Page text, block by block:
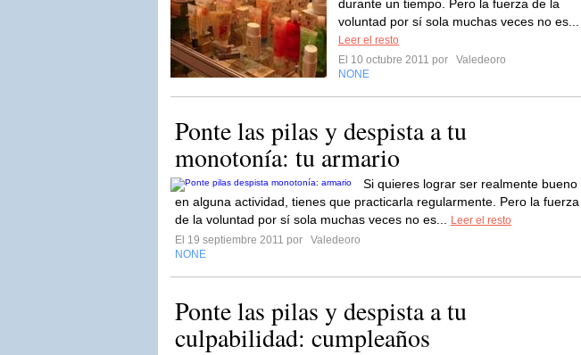
durante un tiempo. Pero la fuerza de la
voluntad por sí sola muchas veces no es...
Leer el resto
El 10 octubre 2011 por
Valedeoro
NONE
Ponte las pilas y despista a tu
monotonía: tu armario
Si quieres lograr ser realmente bueno
en alguna actividad, tienes que practicarla regularmente. Pero la fuerza
de la voluntad por sí sola muchas veces no es...
Leer el resto
El 19 septiembre 2011 por
Valedeoro
NONE
Ponte las pilas y despista a tu
culpabilidad: cumpleaños